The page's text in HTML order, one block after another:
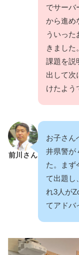
でサーバ
から進め
ういった
きました
課題を説
出して
けたよう
前川さん
お子さん
井県警が
た。まず
て出題し
れ3人が
てアドバ